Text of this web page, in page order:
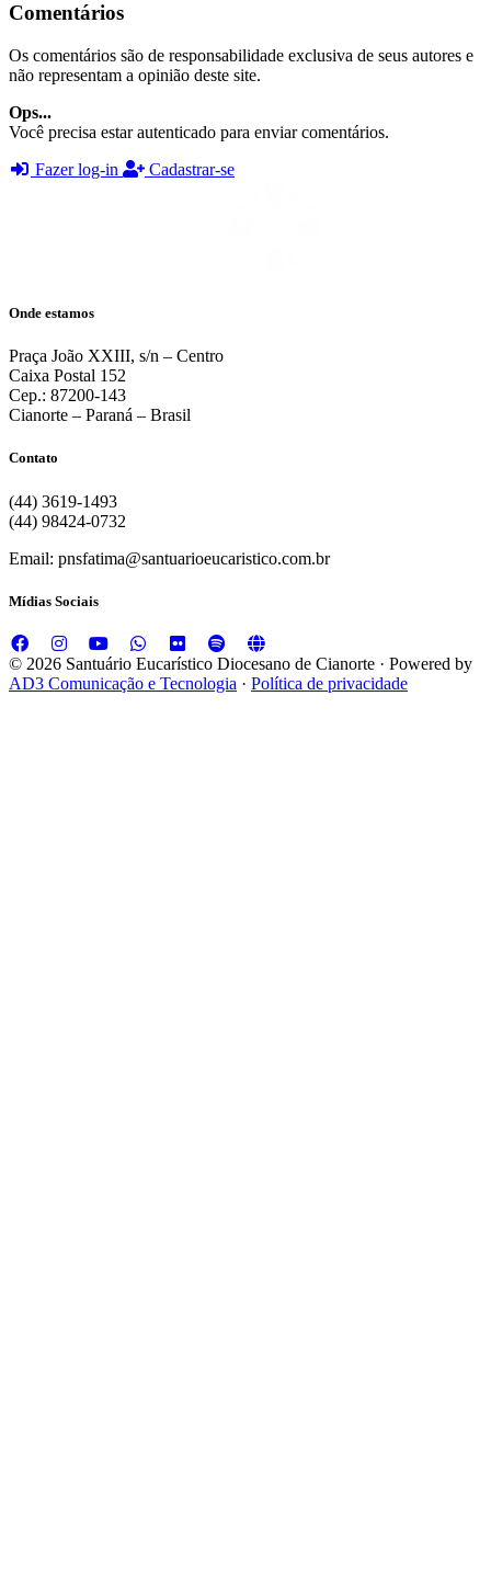
Comentários
Os comentários são de responsabilidade exclusiva de seus autores e
não representam a opinião deste site.
Ops...
Você precisa estar autenticado para enviar comentários.
Fazer log-in
Cadastrar-se
Onde estamos
Praça João XXIII, s/n – Centro
Caixa Postal 152
Cep.: 87200-143
Cianorte – Paraná – Brasil
Contato
(44) 3619-1493
(44) 98424-0732
Email: pnsfatima@santuarioeucaristico.com.br
Mídias Sociais
© 2026 Santuário Eucarístico Diocesano de Cianorte · Powered by
AD3 Comunicação e Tecnologia · Política de privacidade